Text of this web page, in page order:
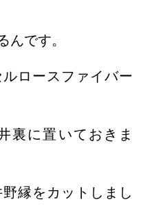
んです。
ロースファイバー
裏に置いておきま
縁をカットしまし